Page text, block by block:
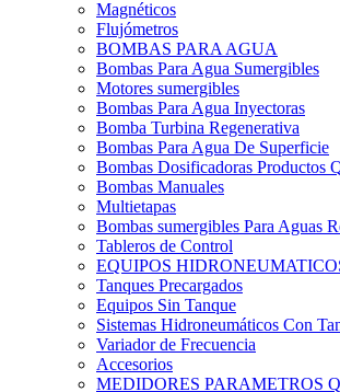
Magnéticos
Flujómetros
BOMBAS PARA AGUA
Bombas Para Agua Sumergibles
Motores sumergibles
Bombas Para Agua Inyectoras
Bomba Turbina Regenerativa
Bombas Para Agua De Superficie
Bombas Dosificadoras Productos
Bombas Manuales
Multietapas
Bombas sumergibles Para Aguas
Tableros de Control
EQUIPOS
Tanques Precargados
Equipos Sin Tanque
Sistemas Hidroneumáticos Con
Variador de Frecuencia
Accesorios
MEDIDORES PARAMETROS